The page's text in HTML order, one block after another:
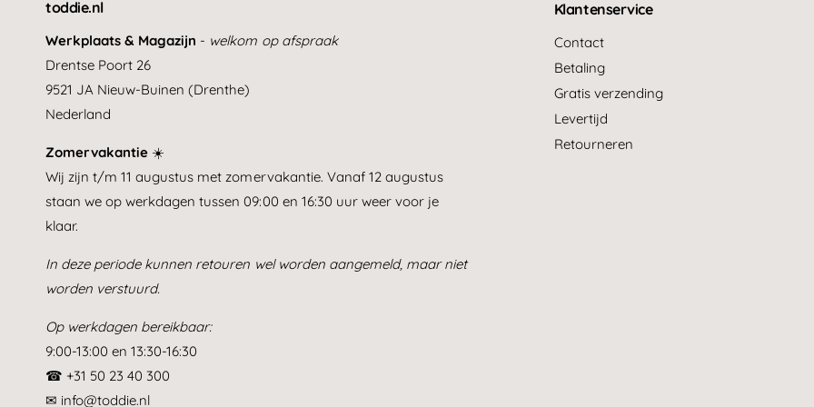
toddie.nl
Werkplaats & Magazijn - welkom op afspraak
Drentse Poort 26
9521 JA Nieuw-Buinen (Drenthe)
Nederland
Zomervakantie ☀️
Wij zijn t/m 11 augustus met zomervakantie. Vanaf 12 augustus
staan we op werkdagen tussen 09:00 en 16:30 uur weer voor je
klaar.
In deze periode kunnen retouren wel worden aangemeld, maar niet
worden verstuurd.
Op werkdagen bereikbaar:
9:00-13:00 en 13:30-16:30
☎ +31 50 23 40 300
✉ info@toddie.nl
Klantenservice
Contact
Betaling
Gratis verzending
Levertijd
Retourneren